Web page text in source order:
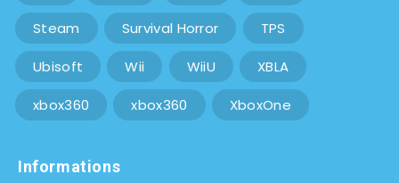
Steam Survival Horror TPS
Ubisoft Wii WiiU XBLA
xbox360 xbox360 XboxOne
Informations